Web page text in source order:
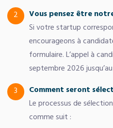
2
Vous pensez être
Si votre startup
encourageons à
formulaire. L’appel à
septembre 2026
3
Comment seront
Le processus de
comme suit :